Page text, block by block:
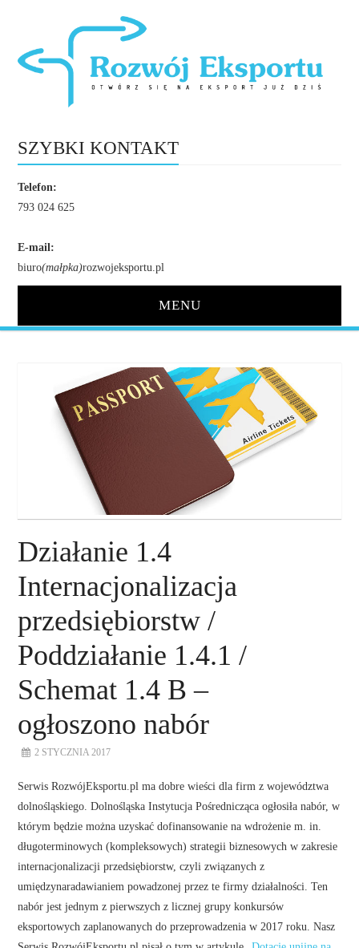
SZYBKI KONTAKT
Telefon:
793 024 625
E-mail:
biuro(małpka)rozwojeksportu.pl
MENU
O NAS
NASZE USŁUGI
DORADZTWO
KONTAKT
Działanie 1.4
Internacjonalizacja
przedsiębiorstw /
Poddziałanie 1.4.1 /
Schemat 1.4 B –
ogłoszono nabór
2 STYCZNIA 2017
Serwis RozwójEksportu.pl ma dobre wieści dla firm z województwa
dolnośląskiego. Dolnośląska Instytucja Pośrednicząca ogłosiła nabór, w
którym będzie można uzyskać dofinansowanie na wdrożenie m. in.
długoterminowych (kompleksowych) strategii biznesowych w zakresie
internacjonalizacji przedsiębiorstw, czyli związanych z
umiędzynaradawianiem powadzonej przez te firmy działalności. Ten
nabór jest jednym z pierwszych z licznej grupy konkursów
eksportowych zaplanowanych do przeprowadzenia w 2017 roku. Nasz